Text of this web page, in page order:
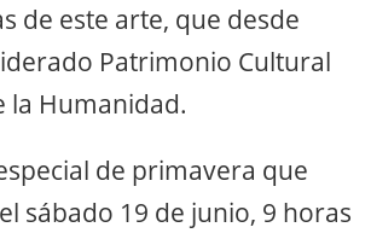
de este arte, que desde
Patrimonio Cultural
la Humanidad.
de primavera que
sábado 19 de junio, 9 horas